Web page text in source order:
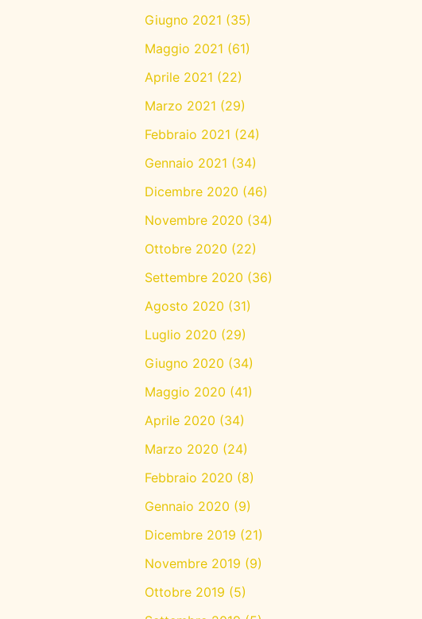
Giugno 2021 (35)
Maggio 2021 (61)
Aprile 2021 (22)
Marzo 2021 (29)
Febbraio 2021 (24)
Gennaio 2021 (34)
Dicembre 2020 (46)
Novembre 2020 (34)
Ottobre 2020 (22)
Settembre 2020 (36)
Agosto 2020 (31)
Luglio 2020 (29)
Giugno 2020 (34)
Maggio 2020 (41)
Aprile 2020 (34)
Marzo 2020 (24)
Febbraio 2020 (8)
Gennaio 2020 (9)
Dicembre 2019 (21)
Novembre 2019 (9)
Ottobre 2019 (5)